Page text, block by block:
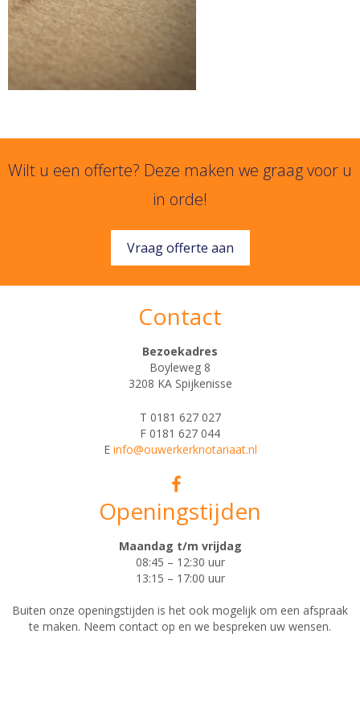
Wilt u een offerte? Deze maken we graag voor u
in orde!
Vraag offerte aan
Contact
Bezoekadres
Boyleweg 8
3208 KA Spijkenisse
T 0181 627 027
F 0181 627 044
E info@ouwerkerknotariaat.nl
Openingstijden
Maandag t/m vrijdag
08:45 – 12:30 uur
13:15 – 17:00 uur
Buiten onze openingstijden is het ook mogelijk om een afspraak
te maken. Neem contact op en we bespreken uw wensen.